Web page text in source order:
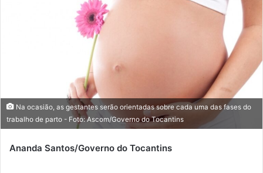
-
a
i
Na ocasião, as gestantes serão orientadas sobre cada uma das fases do
trabalho de parto - Foto: Ascom/Governo do Tocantins
Ananda Santos/Governo do Tocantins